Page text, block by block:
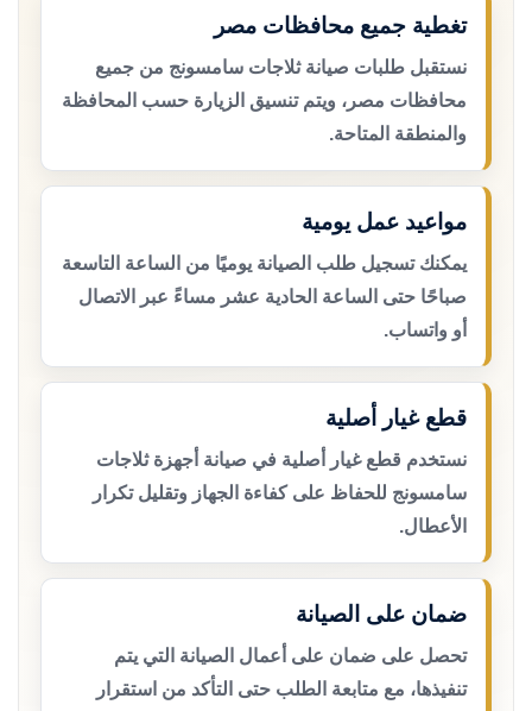
تغطية جميع محافظات مصر
نستقبل طلبات صيانة ثلاجات سامسونج من جميع
محافظات مصر، ويتم تنسيق الزيارة حسب المحافظة
والمنطقة المتاحة.
مواعيد عمل يومية
يمكنك تسجيل طلب الصيانة يوميًا من الساعة التاسعة
صباحًا حتى الساعة الحادية عشر مساءً عبر الاتصال
أو واتساب.
قطع غيار أصلية
نستخدم قطع غيار أصلية في صيانة أجهزة ثلاجات
سامسونج للحفاظ على كفاءة الجهاز وتقليل تكرار
الأعطال.
ضمان على الصيانة
تحصل على ضمان على أعمال الصيانة التي يتم
تنفيذها، مع متابعة الطلب حتى التأكد من استقرار